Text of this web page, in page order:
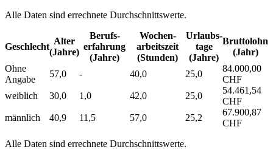
Alle Daten sind errechnete Durchschnittswerte.
Geschlecht
Alter
(Jahre)
Berufs­
erfahrung
(Jahre)
Wochen­
arbeitszeit
(Stunden)
Urlaubs­
tage
(Jahre)
Bruttolohn
(Jahr)
Ohne
Angabe
57,0 - 40,0 25,0
84.000,00
CHF
weiblich
30,0 1,0 42,0 25,0
54.461,54
CHF
männlich
40,9 11,5 57,0 25,2
67.900,87
CHF
Alle Daten sind errechnete Durchschnittswerte.